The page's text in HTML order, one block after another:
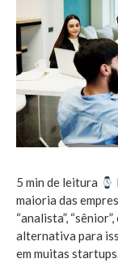
cargos
criada
por
Brian
Robertson
5 min de leitura
maioria das
“analista”,
alternativa para
em muitas